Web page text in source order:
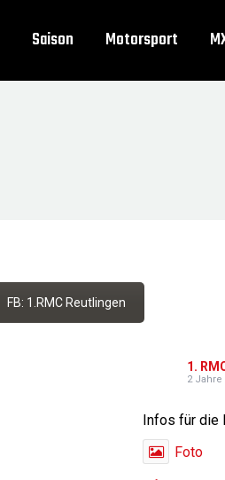
Saison Motorsport
FB: 1.RMC Reutlingen
1.
2 Jahre
Infos für die
Foto